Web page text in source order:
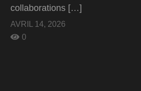
collaborations […]
AVRIL 14, 2026
0